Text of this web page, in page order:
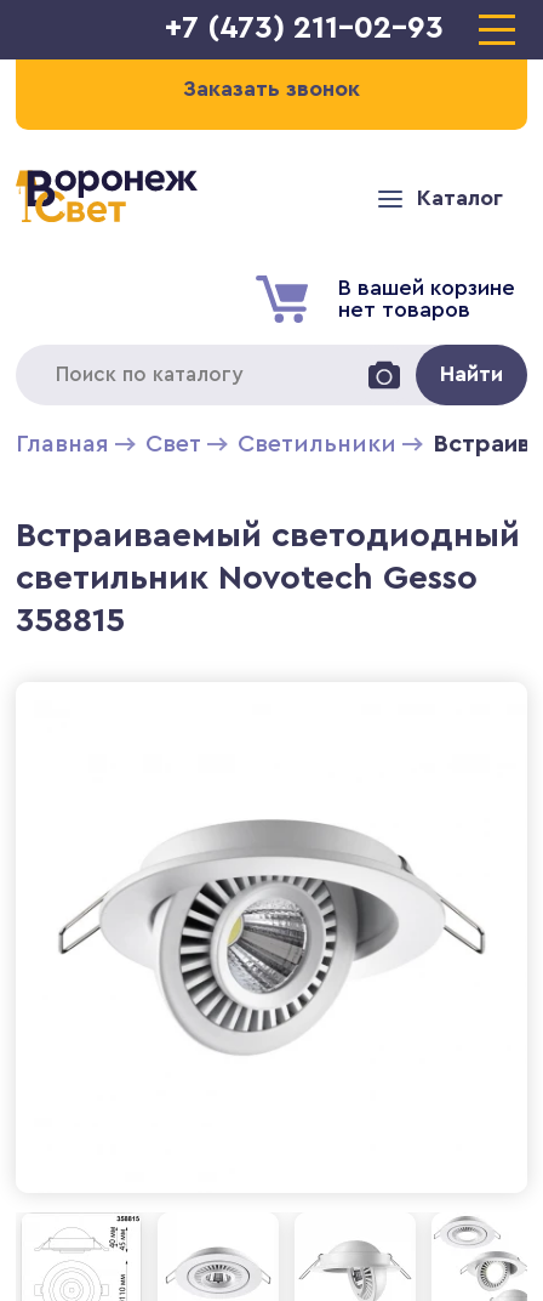
+7 (473) 211-02-93
Заказать звонок
Каталог
В вашей корзине
нет товаров
Найти
Главная Свет Светильники
Встраиваемый светодиодный
светильник Novotech Gesso
358815